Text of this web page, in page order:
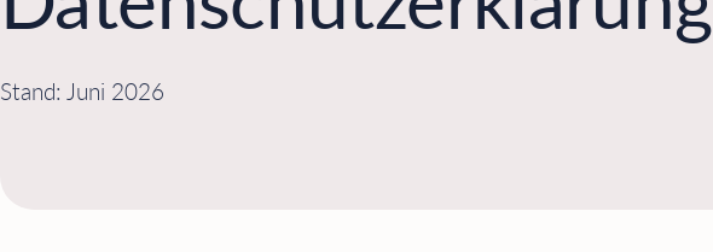
Stand: Juni 2026